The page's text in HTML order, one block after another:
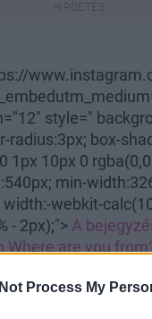
Process My
style="
radius:3px; box-
1px 10px 0
min-
webkit-
- 2px);"> A
Where are you